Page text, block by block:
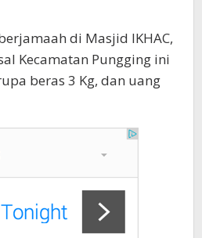
di Masjid IKHAC,
Kecamatan Pungging ini
beras 3 Kg, dan uang